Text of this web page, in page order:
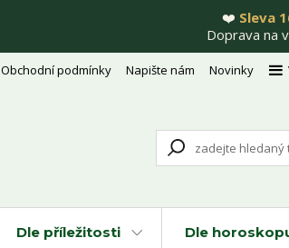
❤️ Sleva
Doprava na
Obchodní podmínky Napište nám Novinky
Dle příležitosti Dle